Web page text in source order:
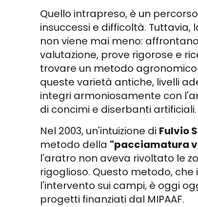
Quello intrapreso, è un
insuccessi e difficoltà.
non viene mai meno:
valutazione, prove rigorose e
trovare un metodo
queste varietà antiche, livelli
integri armoniosamente con
di concimi e diserbanti artificiali.
Nel 2003, un'intuizione di Fulvio
metodo della "pacciamatura
l'aratro non aveva rivoltato le
rigoglioso. Questo metodo,
l'intervento sui campi, è oggi
progetti finanziati dal MIPAAF.